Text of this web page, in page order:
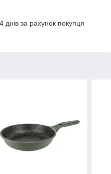
за рахунок покупця